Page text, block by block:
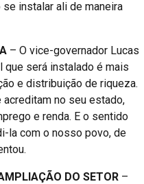
instalar ali de maneira
– O vice-governador Lucas
que será instalado é mais
e distribuição de riqueza.
no seu estado,
e renda. E o sentido
la com o nosso povo, de
DO SETOR –